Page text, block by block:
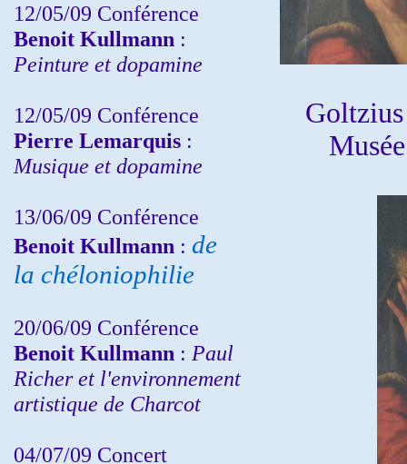
12/05/09 Conférence
Benoit Kullmann :
Peinture et dopamine
12/05/09 Conférence
Pierre Lemarquis :
Musique et dopamine
13/06/09 Conférence
Benoit Kullmann : de
la chéloniophilie
20/06/09 Conférence
Benoit Kullmann : Paul
Richer et l'environnement
artistique de Charcot
04/07/09 Concert
Goltzius